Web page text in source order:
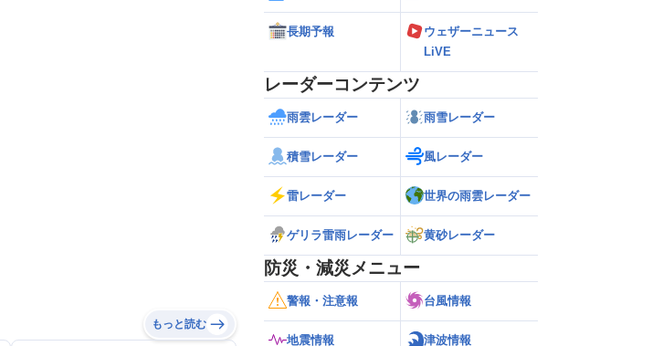
もっと読む
長期予報
ウェザーニュース
LiVE
レーダーコンテンツ
雨雲レーダー 雨雪レーダー
積雪レーダー 風レーダー
雷レーダー 世界の雨雲レーダー
ゲリラ雷雨レーダー 黄砂レーダー
防災・減災メニュー
警報・注意報 台風情報
地震情報 津波情報